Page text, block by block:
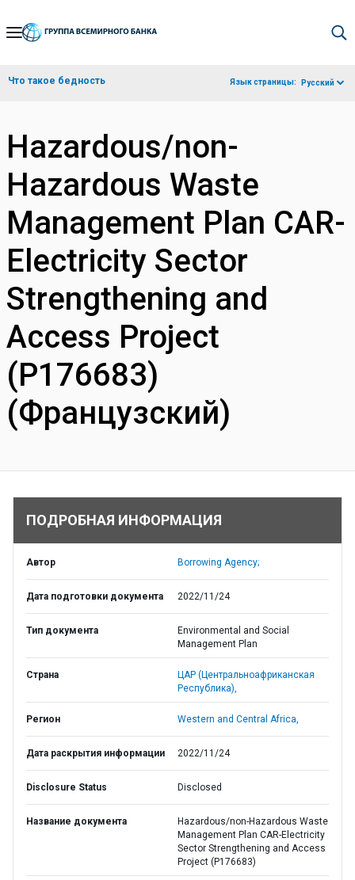
Skip
Navigation
Что такое бедность Язык страницы: Русский
Hazardous/non-
Hazardous Waste
Management Plan CAR-
Electricity Sector
Strengthening and
Access Project
(P176683)
(Французский)
ПОДРОБНАЯ ИНФОРМАЦИЯ
Автор Borrowing Agency;
Дата подготовки документа 2022/11/24
Тип документа
Environmental and Social
Management Plan
Страна
ЦАР (Центральноафриканская
Республика),
Регион Western and Central Africa,
Дата раскрытия информации 2022/11/24
Disclosure Status Disclosed
Название документа
Hazardous/non-Hazardous Waste
Management Plan CAR-Electricity
Sector Strengthening and Access
Project (P176683)